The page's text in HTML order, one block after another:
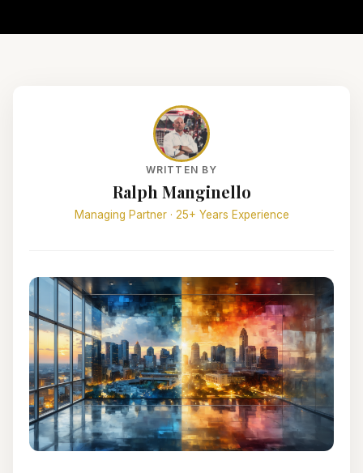
WRITTEN BY
Ralph Manginello
Managing Partner · 25+ Years Experience